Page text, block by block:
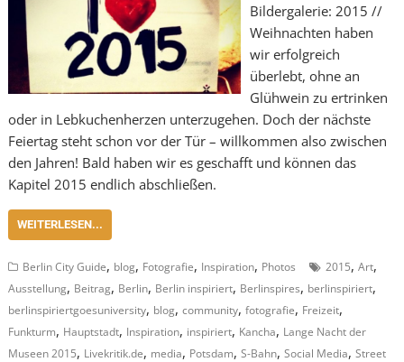
Bildergalerie: 2015 //
Weihnachten haben
wir erfolgreich
überlebt, ohne an
Glühwein zu ertrinken
oder in Lebkuchenherzen unterzugehen. Doch der nächste
Feiertag steht schon vor der Tür – willkommen also zwischen
den Jahren! Bald haben wir es geschafft und können das
Kapitel 2015 endlich abschließen.
WEITERLESEN...
Berlin City Guide, blog, Fotografie, Inspiration, Photos 2015,Art,
Ausstellung, Beitrag, Berlin, Berlin inspiriert, Berlinspires, berlinspiriert,
berlinspiriertgoesuniversity, blog,community,fotografie, Freizeit,
Funkturm, Hauptstadt, Inspiration, inspiriert, Kancha, Lange Nacht der
Museen 2015, Livekritik.de, media, Potsdam,S-Bahn,Social Media,Street